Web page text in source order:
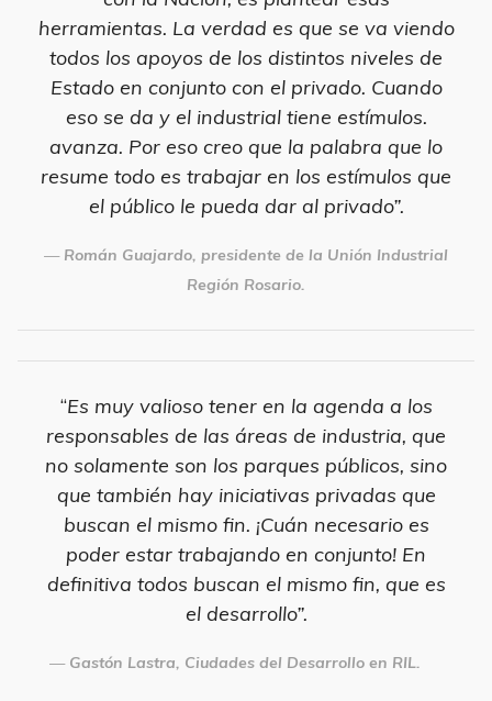
herramientas. La verdad es que se va viendo
todos los apoyos de los distintos niveles de
Estado en conjunto con el privado. Cuando
eso se da y el industrial tiene estímulos.
avanza. Por eso creo que la palabra que lo
resume todo es trabajar en los estímulos que
el público le pueda dar al privado”.
Román Guajardo, presidente de la Unión Industrial
Región Rosario.
“Es muy valioso tener en la agenda a los
responsables de las áreas de industria, que
no solamente son los parques públicos, sino
que también hay iniciativas privadas que
buscan el mismo fin. ¡Cuán necesario es
poder estar trabajando en conjunto! En
definitiva todos buscan el mismo fin, que es
el desarrollo”.
Gastón Lastra, Ciudades del Desarrollo en RIL.